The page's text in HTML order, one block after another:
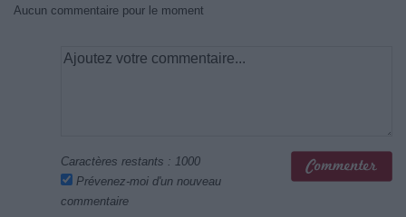
Aucun commentaire pour le moment
Caractères restants : 1000
Prévenez-moi d'un nouveau
commentaire